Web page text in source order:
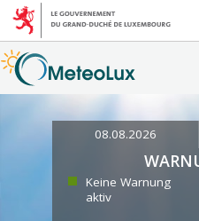
08.08.2026
Keine Warnung
aktiv